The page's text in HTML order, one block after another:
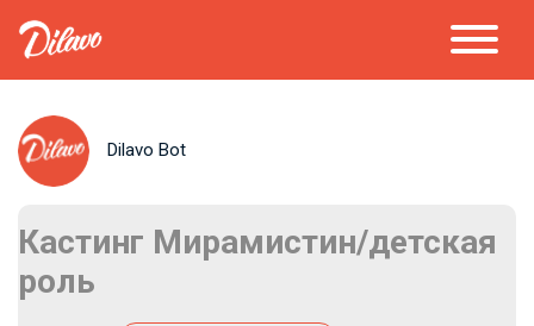
Dilavo Bot
Кастинг Мирамистин/детская
роль